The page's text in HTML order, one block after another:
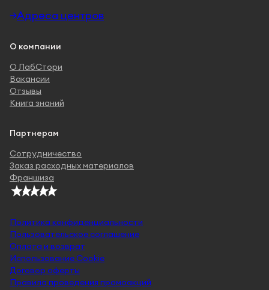
Адреса центров
О компании
О ЛабСтори
Вакансии
Отзывы
Книга знаний
Партнерам
Сотрудничество
Заказ расходных материалов
Франшиза
Политика конфиденциальности
Пользовательское соглашение
Оплата и возврат
Использование Cookie
Договор оферты
Правила проведения промоакций